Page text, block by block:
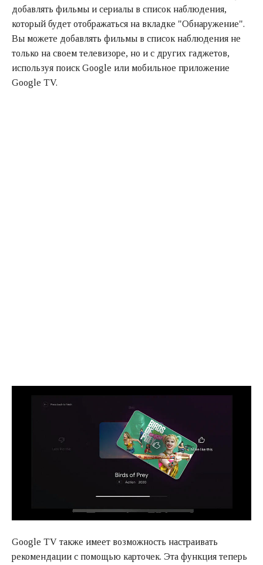
добавлять фильмы и сериалы в список наблюдения,
который будет отображаться на вкладке "Обнаружение".
Вы можете добавлять фильмы в список наблюдения не
только на своем телевизоре, но и с других гаджетов,
используя поиск Google или мобильное приложение
Google TV.
Google TV также имеет возможность настраивать
рекомендации с помощью карточек. Эта функция теперь